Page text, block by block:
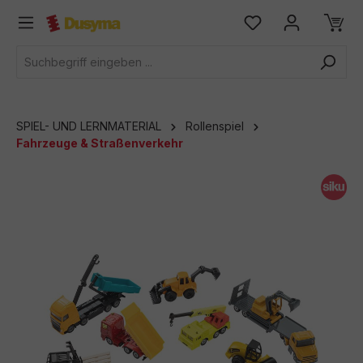
springen
SPIEL- UND LERNMATERIAL
Rollenspiel
Fahrzeuge & Straßenverkehr